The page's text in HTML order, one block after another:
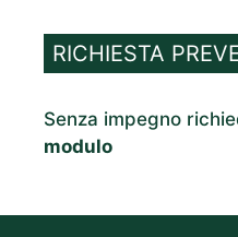
RICHIESTA
Senza impegno
modulo